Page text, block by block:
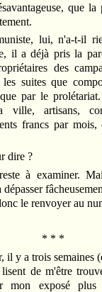
que la
lui, n'a-t-il
il a déjà pris la
des
les suites que
par le
ville, artisans,
francs par mois,
dire ?
à examiner.
le renvoyer au
* * *
il y a trois semaines
de m'être
mon exposé